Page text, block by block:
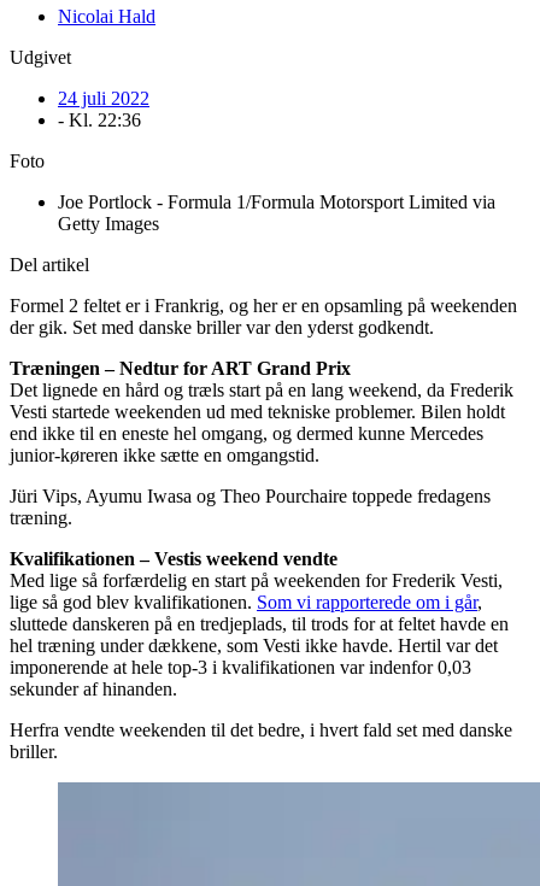
Nicolai Hald
Udgivet
24 juli 2022
- Kl. 22:36
Foto
Joe Portlock - Formula 1/Formula Motorsport Limited via
Getty Images
Del artikel
Formel 2 feltet er i Frankrig, og her er en opsamling på weekenden
der gik. Set med danske briller var den yderst godkendt.
Træningen – Nedtur for ART Grand Prix
Det lignede en hård og træls start på en lang weekend, da Frederik
Vesti startede weekenden ud med tekniske problemer. Bilen holdt
end ikke til en eneste hel omgang, og dermed kunne Mercedes
junior-køreren ikke sætte en omgangstid.
Jüri Vips, Ayumu Iwasa og Theo Pourchaire toppede fredagens
træning.
Kvalifikationen – Vestis weekend vendte
Med lige så forfærdelig en start på weekenden for Frederik Vesti,
lige så god blev kvalifikationen. Som vi rapporterede om i går,
sluttede danskeren på en tredjeplads, til trods for at feltet havde en
hel træning under dækkene, som Vesti ikke havde. Hertil var det
imponerende at hele top-3 i kvalifikationen var indenfor 0,03
sekunder af hinanden.
Herfra vendte weekenden til det bedre, i hvert fald set med danske
briller.